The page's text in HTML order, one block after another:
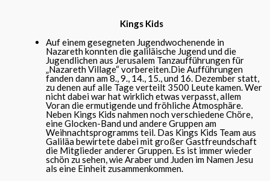
Kings Kids
Auf einem gesegneten Jugendwochenende in
Nazareth konnten die galiläische Jugend und die
Jugendlichen aus Jerusalem Tanzaufführungen für
„Nazareth Village“ vorbereiten.Die Aufführungen
fanden dann am 8., 9., 14., 15., und 16. Dezember statt,
zu denen auf alle Tage verteilt 3500 Leute kamen. Wer
nicht dabei war hat wirklich etwas verpasst, allem
Voran die ermutigende und fröhliche Atmosphäre.
Neben Kings Kids nahmen noch verschiedene Chöre,
eine Glocken-Band und andere Gruppen am
Weihnachtsprogramms teil. Das Kings Kids Team aus
Galiläa bewirtete dabei mit großer Gastfreundschaft
die Mitglieder anderer Gruppen. Es ist immer wieder
schön zu sehen, wie Araber und Juden im Namen Jesu
als eine Einheit zusammenkommen.